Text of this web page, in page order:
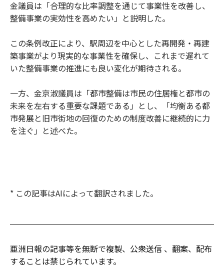
金議員は「合理的な比率調整を通じて事業性を改善し、
整備事業の実効性を高めたい」と説明した。
この条例改正により、駅周辺を中心とした再開発・再建
築事業がより現実的な事業性を確保し、これまで遅れて
いた整備事業の推進にも良い変化が期待される。
一方、金京淑議員は「都市整備は市民の住居権と都市の
未来を左右する重要な課題である」とし、「均衡ある都
市発展と旧市街地の回復のための制度改善に継続的に力
を注ぐ」と述べた。
* この記事はAIによって翻訳されました。
亜洲日報の記事等を無断で複製、公衆送信 、翻案、配布
することは禁じられています。